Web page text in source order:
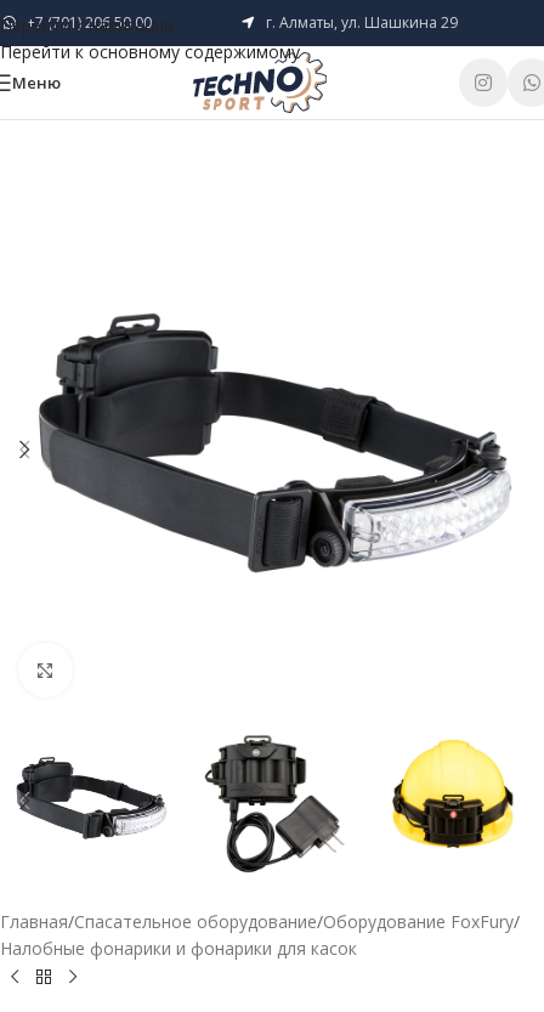
Перейти к навигации
Перейти к основному содержимому
+7 (701) 206 50 00 г. Алматы, ул. Шашкина 29
Меню
Главная/Спасательное оборудование/Оборудование FoxFury/
Налобные фонарики и фонарики для касок